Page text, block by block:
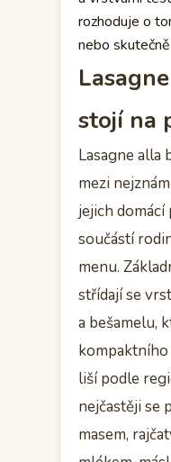
rozhoduje o
nebo
stojí na
Lasagne alla
mezi
jejich
součástí
menu.
střídají se
a bešamelu,
liší podle
nejčastěji se
masem,